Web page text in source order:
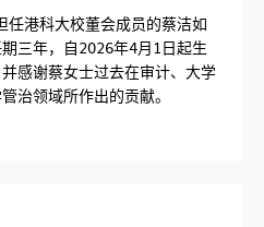
任港科大校董会成员的蔡洁如
三年，自2026年4月1日起生
感谢蔡女士过去在审计、大学
治领域所作出的贡献。